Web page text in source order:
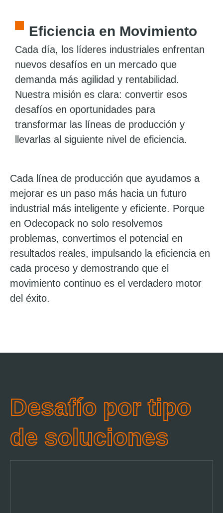
Eficiencia en Movimiento
Cada día, los líderes industriales enfrentan
nuevos desafíos en un mercado que
demanda más agilidad y rentabilidad.
Nuestra misión es clara: convertir esos
desafíos en oportunidades para
transformar las líneas de producción y
llevarlas al siguiente nivel de eficiencia.
Cada línea de producción que ayudamos a
mejorar es un paso más hacia un futuro
industrial más inteligente y eficiente. Porque
en Odecopack no solo resolvemos
problemas, convertimos el potencial en
resultados reales, impulsando la eficiencia en
cada proceso y demostrando que el
movimiento continuo es el verdadero motor
del éxito.
Desafío por tipo
de soluciones